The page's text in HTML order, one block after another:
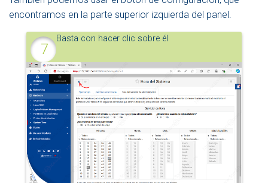
encontramos en la parte superior izquierda del panel.
Basta con hacer clic sobre él